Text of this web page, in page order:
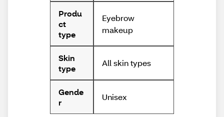
Produ
ct
type
Eyebrow
makeup
Skin
type
All skin types
Gende
r
Unisex